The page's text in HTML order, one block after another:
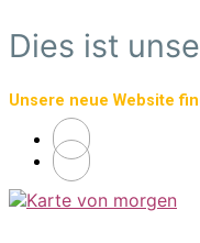
Zum
Hauptinhalt
Dies ist
Unsere neue Website